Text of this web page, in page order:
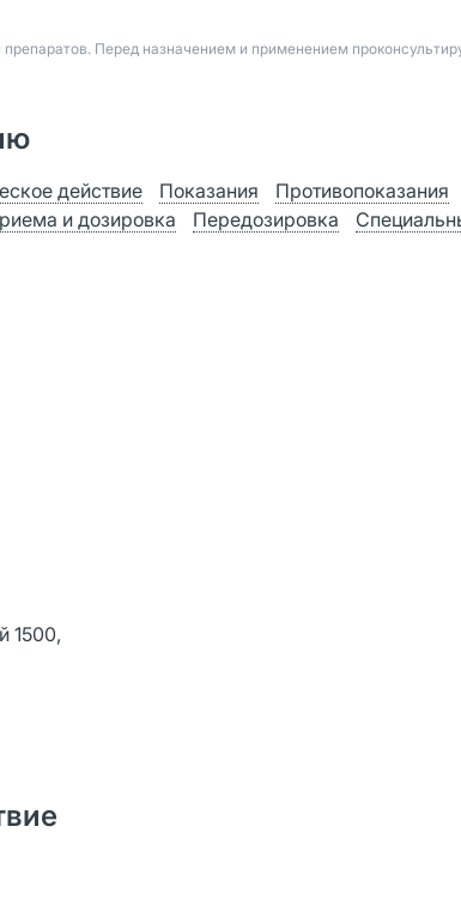
Перед назначением и применением
действие Показания Противопоказания
и дозировка Передозировка
1500,